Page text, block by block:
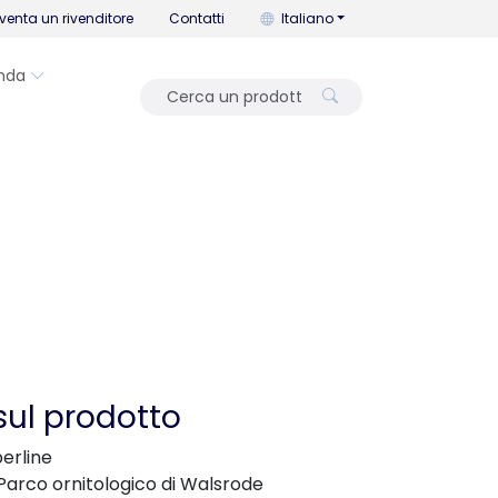
un rivenditore Contatti Puoi cambiare la lingua con
Italiano
prodotto
ornitologico di Walsrode